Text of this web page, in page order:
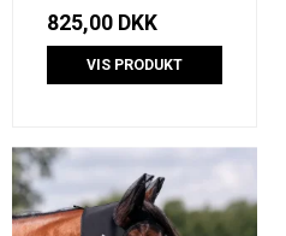
825,00 DKK
VIS PRODUKT